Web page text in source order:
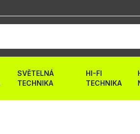
SVĚTELNÁ
TECHNIKA
HI-FI
TECHNIKA